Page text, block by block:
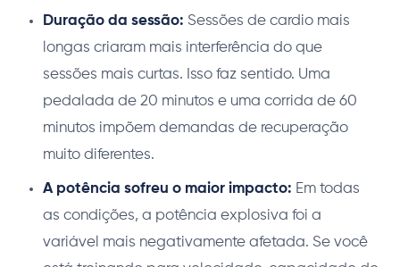
Duração da sessão: Sessões de cardio mais
longas criaram mais interferência do que
sessões mais curtas. Isso faz sentido. Uma
pedalada de 20 minutos e uma corrida de 60
minutos impõem demandas de recuperação
muito diferentes.
A potência sofreu o maior impacto: Em todas
as condições, a potência explosiva foi a
variável mais negativamente afetada. Se você